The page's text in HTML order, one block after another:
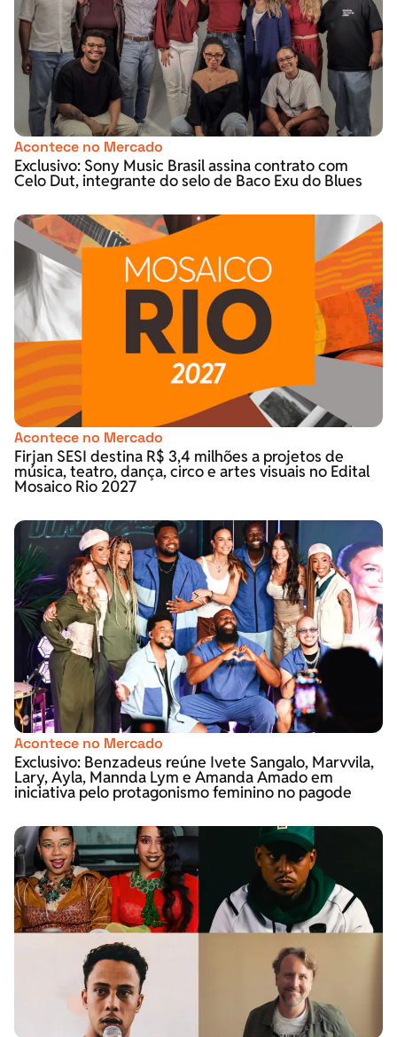
Acontece no Mercado
Exclusivo: Sony Music Brasil assina contrato com
Celo Dut, integrante do selo de Baco Exu do Blues
Acontece no Mercado
Firjan SESI destina R$ 3,4 milhões a projetos de
música, teatro, dança, circo e artes visuais no Edital
Mosaico Rio 2027
Acontece no Mercado
Exclusivo: Benzadeus reúne Ivete Sangalo, Marvvila,
Lary, Ayla, Mannda Lym e Amanda Amado em
iniciativa pelo protagonismo feminino no pagode